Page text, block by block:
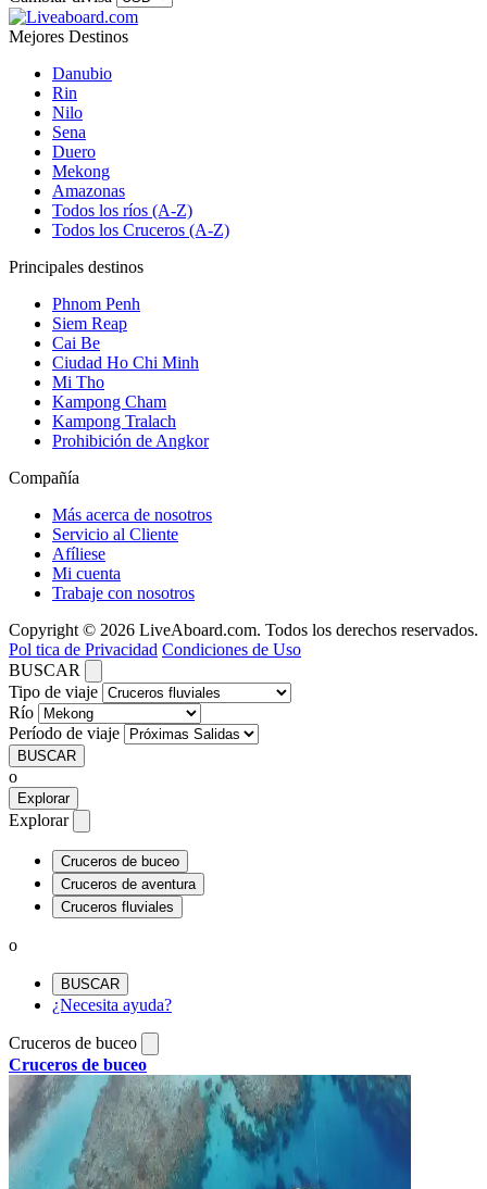
Mejores Destinos
Danubio
Rin
Nilo
Sena
Duero
Mekong
Amazonas
Todos los ríos (A-Z)
Todos los Cruceros (A-Z)
Principales destinos
Phnom Penh
Siem Reap
Cai Be
Ciudad Ho Chi Minh
Mi Tho
Kampong Cham
Kampong Tralach
Prohibición de Angkor
Compañía
Más acerca de nosotros
Servicio al Cliente
Afíliese
Mi cuenta
Trabaje con nosotros
Copyright © 2026 LiveAboard.com. Todos los derechos reservados.
Pol tica de Privacidad Condiciones de Uso
BUSCAR
Tipo de viaje
Río
Período de viaje
BUSCAR
o
Explorar
Explorar
Cruceros de buceo
Cruceros de aventura
Cruceros fluviales
o
BUSCAR
¿Necesita ayuda?
Cruceros de buceo
Cruceros de buceo